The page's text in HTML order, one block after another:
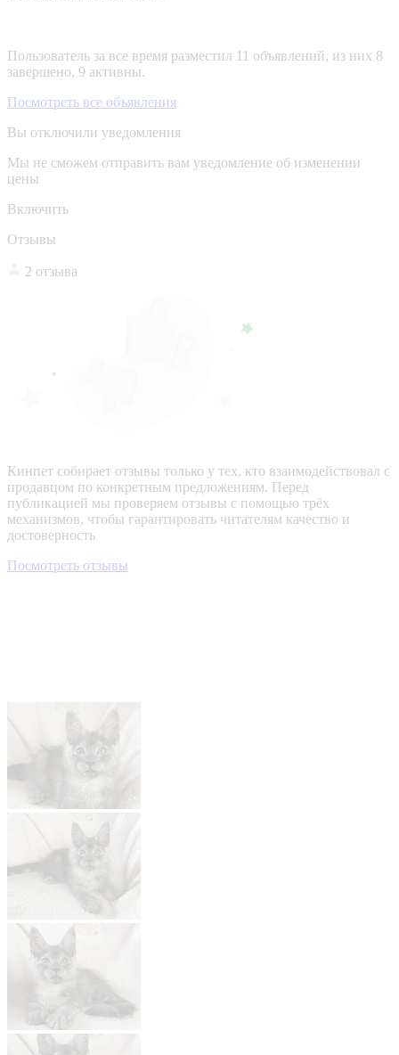
Пользователь за все время разместил 11 объявлений, из них 8
завершено, 9 активны.
Посмотреть все объявления
Вы отключили уведомления
Мы не сможем отправить вам уведомление об изменении
цены
Включить
Отзывы
2 отзыва
Кинпет собирает отзывы только у тех, кто взаимодействовал с
продавцом по конкретным предложениям. Перед
публикацией мы проверяем отзывы с помощью трёх
механизмов, чтобы гарантировать читателям качество и
достоверность
Посмотреть отзывы